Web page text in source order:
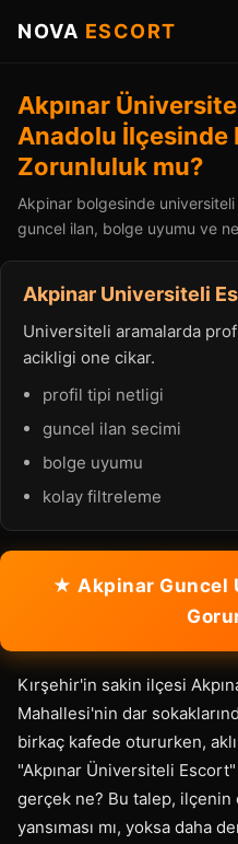
NOVA ESCORT
Akpınar
Anadolu İlçesinde
Zorunluluk mu?
Akpinar bolgesinde
guncel ilan, bolge uyumu ve
Akpinar Universiteli
Universiteli aramalarda
acikligi one cikar.
profil tipi netligi
guncel ilan secimi
bolge uyumu
kolay filtreleme
★ Akpinar Guncel
Kırşehir'in sakin ilçesi
Mahallesi'nin dar
birkaç kafede otururken,
"Akpınar Üniversiteli Escort"
gerçek ne? Bu talep,
yansıması mı, yoksa daha